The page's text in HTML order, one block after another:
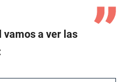
a ver las